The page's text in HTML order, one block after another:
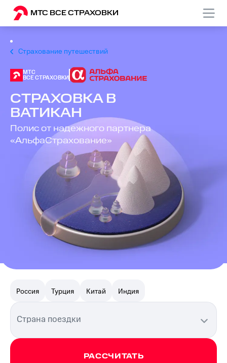
МТС ВСЕ СТРАХОВКИ
Страхование путешествий
МТС
ВСЕ СТРАХОВКИ
СТРАХОВКА В
ВАТИКАН
Полис от надежного партнера
«АльфаСтрахование»
Россия Турция Китай Индия
Страна поездки
РАССЧИТАТЬ